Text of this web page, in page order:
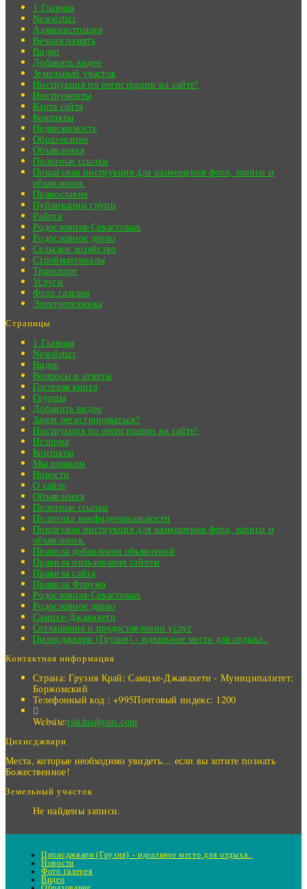
1 Главная
Newsletter
Администрация
Вечная память
Видео
Добавить видео
Земельный участок
Инструкция по регистрации на сайте!
Инструменты
Карта сайта
Контакты
Недвижимость
Образование
Объявления
Полезные ссылки
Пошаговая инструкция для размещения фото, записи и
объявления.
Православие
Публикации групп
Работа
Родословная-Севастовых
Родословное древо
Сельское хозяйство
Стройматериалы
Транспорт
Услуги
Фото галерея
Электротехника
Страницы
1 Главная
Newsletter
Видео
Вопросы и ответы
Гостевая книга
Группы
Добавить видео
Зачем регистрироваться?
Инструкция по регистрации на сайте!
История
Контакты
Мы помним
Новости
О сайте
Объявления
Полезные ссылки
Политика конфиденциальности
Пошаговая инструкция для размещения фото, записи и
объявления.
Правила добавления объявлений
Правила пользования сайтом
Правила сайта
Правила Форума
Родословная-Севастовых
Родословное древо
Самцхе-Джавахети
Соглашение о предоставлении услуг
Цихисджвари (Грузия) - идеальное место для отдыха..
Контактная информация
Страна: Грузия Край: Самцхе-Джавахети - Муниципалитет:
Боржомский
Телефонный код : +995Почтовый индекс: 1200
Website:tsikhisdjvari.com
Цихисджвари
Места, которые необходимо увидеть… если вы хотите познать
Божественное!
Земельный участок
Не найдены записи.
Цихисджвари (Грузия) - идеальное место для отдыха..
Новости
Фото галерея
Видео